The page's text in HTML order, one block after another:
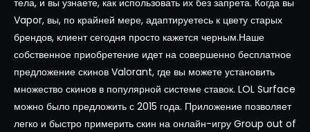
тела, и вы узнаете, как использовать их без запрета. Когда вы
Vapor, вы, по крайней мере, адаптируетесь к цвету старых
брендов, клиент сегодня просто кажется черным.Наше
собственное приобретение идет на совершенно бесплатное
предложение скинов Valorant, где вы можете установить
множество скинов в популярной системе ставок. LOL Surface
можно было предложить с 2015 года. Приложение позволяет
легко и быстро примерить скин на онлайн-игру Group out of